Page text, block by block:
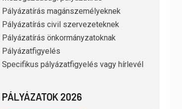
Pályázatírás magánszemélyeknek
Pályázatírás civil szervezeteknek
Pályázatírás önkormányzatoknak
Pályázatfigyelés
Specifikus pályázatfigyelés vagy hírlevél
PÁLYÁZATOK 2026